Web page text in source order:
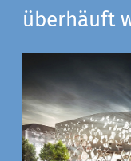
überhäuft